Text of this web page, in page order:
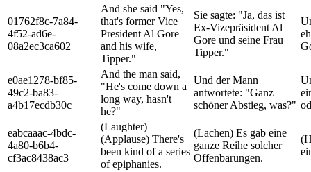
01762f8c-7a84-
4f52-ad6e-
08a2ec3ca602
And she said "Yes,
that's former Vice
President Al Gore
and his wife,
Tipper."
Sie sagte: "Ja, das ist
Ex-Vizepräsident Al
Gore und seine Frau
Tipper."
e0ae1278-bf85-
49c2-ba83-
a4b17ecdb30c
And the man said,
"He's come down a
long way, hasn't
he?"
Und der Mann
antwortete: "Ganz
schöner Abstieg, was?"
eabcaaac-4bdc-
4a80-b6b4-
cf3ac8438ac3
(Laughter)
(Applause) There's
been kind of a series
of epiphanies.
(Lachen) Es gab eine
ganze Reihe solcher
Offenbarungen.